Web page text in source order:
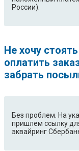
России).
Не хочу
оплатить
забрать
Без проблем. На
пришлем ссылку
эквайринг